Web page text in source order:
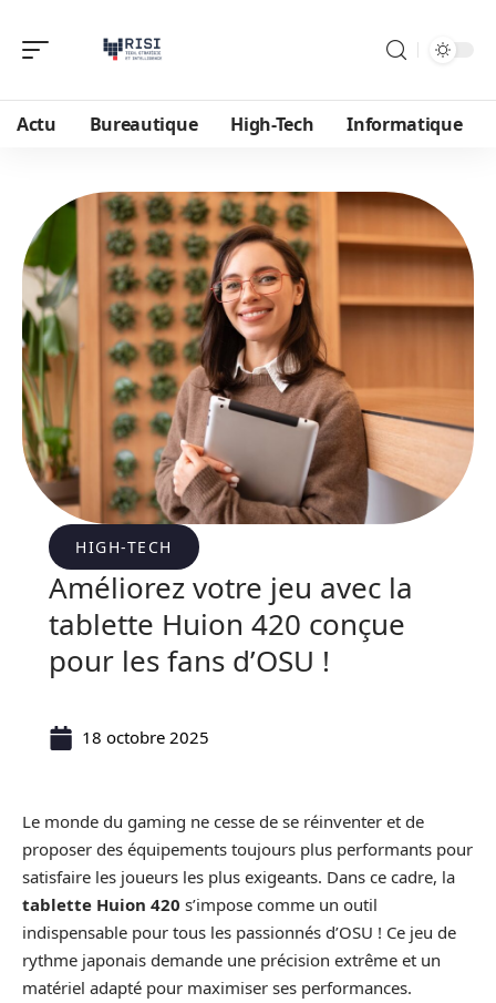
Actu Bureautique High-Tech Informatique
HIGH-TECH
Améliorez votre jeu avec la
tablette Huion 420 conçue
pour les fans d’OSU !
18 octobre 2025
Le monde du gaming ne cesse de se réinventer et de
proposer des équipements toujours plus performants pour
satisfaire les joueurs les plus exigeants. Dans ce cadre, la
tablette Huion 420 s’impose comme un outil
indispensable pour tous les passionnés d’OSU ! Ce jeu de
rythme japonais demande une précision extrême et un
matériel adapté pour maximiser ses performances.